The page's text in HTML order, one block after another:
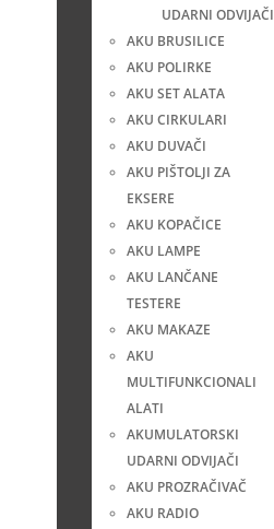
UDARNI ODVIJAČI
AKU BRUSILICE
AKU POLIRKE
AKU SET ALATA
AKU CIRKULARI
AKU DUVAČI
AKU PIŠTOLJI ZA
EKSERE
AKU KOPAČICE
AKU LAMPE
AKU LANČANE
TESTERE
AKU MAKAZE
AKU
MULTIFUNKCIONALI
ALATI
AKUMULATORSKI
UDARNI ODVIJAČI
AKU PROZRAČIVAČ
AKU RADIO